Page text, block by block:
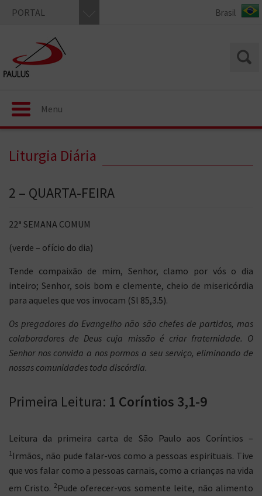
PORTAL
Menu
Liturgia Diária
2 – QUARTA-FEIRA
22ª SEMANA COMUM
(verde – ofício do dia)
Tende compaixão de mim, Senhor, clamo por vós o dia
inteiro; Senhor, sois bom e clemente, cheio de misericórdia
para aqueles que vos invocam (Sl 85,3.5).
Os pregadores do Evangelho não são chefes de partidos, mas
colaboradores de Deus cuja missão é criar fraternidade. O
Senhor nos convida a nos pormos a seu serviço, eliminando de
nossas comunidades toda discórdia.
Primeira Leitura: 1 Coríntios 3,1-9
Leitura da primeira carta de São Paulo aos Coríntios –
1Irmãos, não pude falar-vos como a pessoas espirituais. Tive
que vos falar como a pessoas carnais, como a crianças na vida
em Cristo.2 Pude oferecer-vos somente leite, não alimento